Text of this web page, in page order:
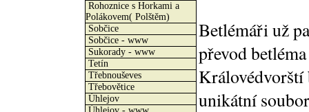
Rohoznice s Horkami a
Polákovem( Polštěm)
Sobčice
Sobčice - www
Sukorady - www
Tetín
Třebnouševes
Třebovětice
Úhlejov
Betlémáři už
převod
Královédvorští
unikátní